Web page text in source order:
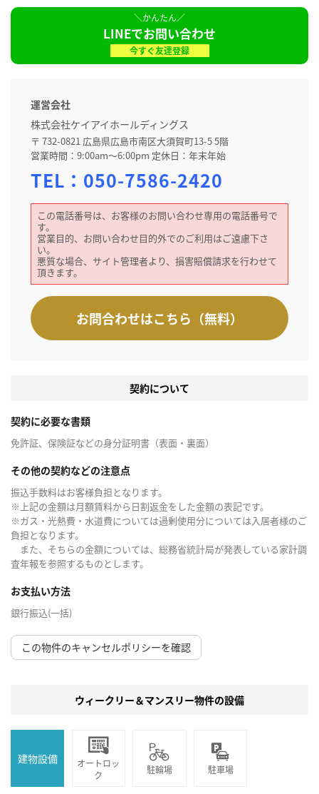
LINEでお問い合わせ
今すぐ友達登録
運営会社
株式会社ケイアイホールディングス
〒 732-0821 広島県広島市南区大須賀町13-5 5階
営業時間：9:00am～6:00pm 定休日：年末年始
TEL： 050-7586-2420
この電話番号は、お客様のお問い合わせ専用の電話番号で
す。
営業目的、お問い合わせ目的外でのご利用はご遠慮下さ
い。
悪質な場合、サイト管理者より、損害賠償請求を行わせて
頂きます。
お問合わせはこちら（無料）
契約について
契約に必要な書類
免許証、保険証などの身分証明書（表面・裏面）
その他の契約などの注意点
振込手数料はお客様負担となります。
※上記の金額は月額賃料から日割返金をした金額の表記です。
※ガス・光熱費・水道費については過剰使用分については入居者様のご
負担となります。
また、そちらの金額については、総務省統計局が発表している家計調
査年報を参照するものとします。
お支払い方法
銀行振込(一括)
この物件のキャンセルポリシーを確認
ウィークリー＆マンスリー物件の設備
建物設備
オートロッ
ク
駐輪場 駐車場